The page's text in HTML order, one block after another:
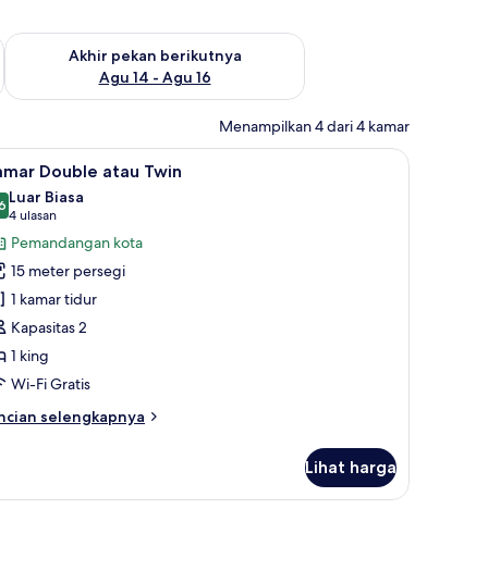
Agu 7 - Agu 9
Akhir pekan berikutnya
Agu 14 - Agu 16
Periksa ketersediaan untuk akhir pekan berikutnya Agu 14 -
Menampilkan 4 dari 4 kamar
meja setrika, Wi-Fi gratis, dan seprai linenKamar Double atau Twin | Brankas, setrika/
7 Double atau Twin
dari 10
Luar Biasa
4 ulasan
(4
ulasan)
Pemandangan kota
15 meter persegi
1 kamar tidur
Kapasitas 2
1 king
Wi-Fi Gratis
selengkapnya
Lihat harga
dan seprai linen